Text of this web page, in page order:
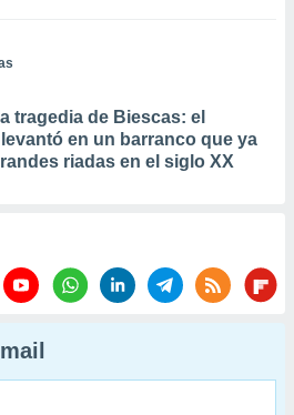
tragedia de Biescas: el
en un barranco que ya
riadas en el siglo XX